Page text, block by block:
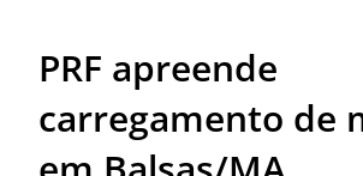
PRF apreende
carregamento de